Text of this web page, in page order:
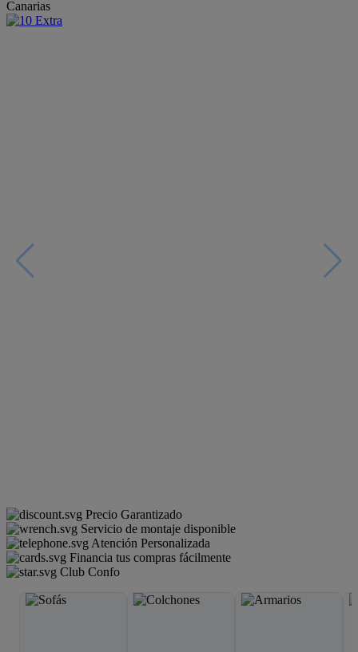
Canarias
Precio Garantizado
Servicio de montaje disponible
Atención Personalizada
Financia tus compras fácilmente
Club Confo